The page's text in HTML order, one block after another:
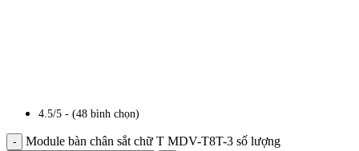
4.5/5 - (48 bình chọn)
Module bàn chân sắt chữ T MDV-T8T-3 số lượng